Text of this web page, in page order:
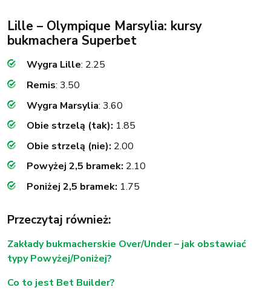
Lille – Olympique Marsylia: kursy
bukmachera Superbet
Wygra Lille: 2.25
Remis: 3.50
Wygra Marsylia: 3.60
Obie strzelą (tak): 1.85
Obie strzelą (nie): 2.00
Powyżej 2,5 bramek: 2.10
Poniżej 2,5 bramek: 1.75
Przeczytaj również:
Zakłady bukmacherskie Over/Under – jak obstawiać
typy Powyżej/Poniżej?
Co to jest Bet Builder?